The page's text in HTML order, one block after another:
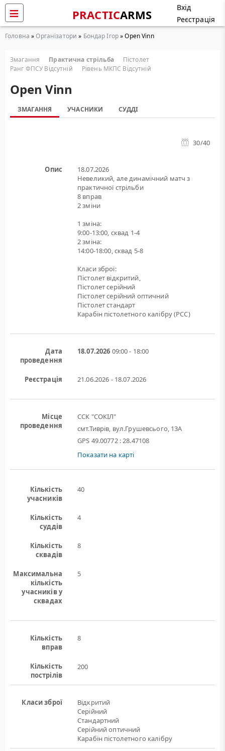
PRACTICARMS
Вхід
Реєстрація
Головна »Організатори » Бондар Ігор» Open Vinn
Змагання Практична стрільба
Пістолет
Ранг ФПСУ Відсутній
Рівень МКПС Відсутній
Open Vinn
ЗМАГАННЯ УЧАСНИКИ СУДДІ
30/40
Опис
18.07.2026
Невеликий, але динамічний матч з
практичної стрільби
8 вправ
2 зміни
1 зміна:
9:00-13:00, сквад 1-4
2 зміна:
14:00-18:00, сквад 5-8
Класи зброї:
Пістолет відкритий,
Пістолет серійний
Пістолет серійний оптичний
Пістолет стандарт
Карабін пістолетного калібру (РСС)
Дата
проведення
18.07.2026 09:00 - 18:00
Реєстрація 21.06.2026 - 18.07.2026
Місце
проведення
ССК "СОКІЛ"
смт.Тиврів, вул.Грушевсього, 13А
GPS 49.00772 : 28.47108
Показати на карті
Кількість
учасників
40
Кількість
суддів
4
Кількість
сквадів
8
Максимальна
кількість
учасників у
сквадах
5
Кількість
вправ
8
Кількість
пострілів
200
Класи зброї
Відкритий
Серійний
Стандартний
Серійний оптичний
Карабін пістолетного калібру